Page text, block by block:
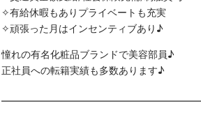
✧有給休暇もありプライベートも充実
✧頑張った月はインセンティブあり♪
憧れの有名化粧品ブランドで美容部員♪
正社員への転籍実績も多数あります♪